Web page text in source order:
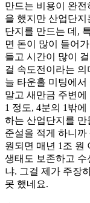
만드는 비용이 완
을 했지만 산업단
단지를 만드는 데,
면 돈이 많이 들어
들고 시간이 많이
걸 속도전이라는
늘 타운홀 미팅에서
말고 새만금 주변에
1 정도, 4분의 1밖
하는 산업단지를 만
준설을 적게 하니까
원되면 매년 1조 원
생태도 보존하고 수
냐. 그걸 제가 주장
못 했네요.